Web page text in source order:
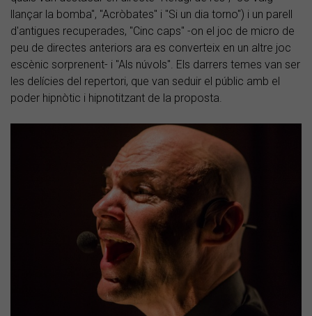
llançar la bomba", "Acròbates" i "Si un dia torno") i un parell
d'antigues recuperades, "Cinc caps" -on el joc de micro de
peu de directes anteriors ara es converteix en un altre joc
escènic sorprenent- i "Als núvols". Els darrers temes van ser
les delícies del repertori, que van seduir el públic amb el
poder hipnòtic i hipnotitzant de la proposta.